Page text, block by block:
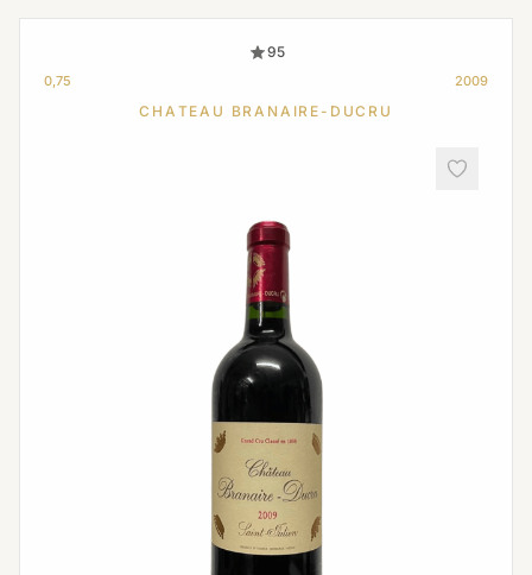
95
0,75 2009
CHATEAU BRANAIRE-DUCRU